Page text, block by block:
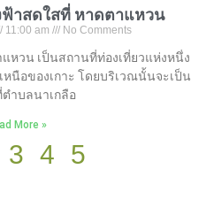
ฟ้าสดใสที่ หาดตาแหวน
11:00 am No Comments
หวน เป็นสถานที่ท่องเที่ยวแห่งหนึ่ง
นือของเกาะ โดยบริเวณนั้นจะเป็น
ำบลนาเกลือ
More »
3 4 5